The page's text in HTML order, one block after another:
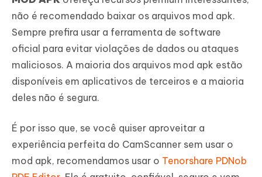
não é recomendado baixar os arquivos mod apk.
Sempre prefira usar a ferramenta de software
oficial para evitar violações de dados ou ataques
maliciosos. A maioria dos arquivos mod apk estão
disponíveis em aplicativos de terceiros e a maioria
deles não é segura.
É por isso que, se você quiser aproveitar a
experiência perfeita do CamScanner sem usar o
mod apk, recomendamos usar o Tenorshare PDNob